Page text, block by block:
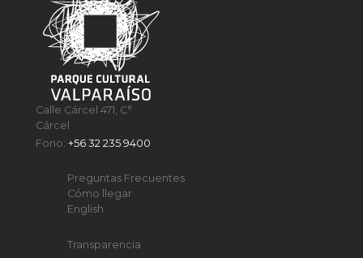
Calle Cárcel 471, C°
Cárcel
Fono:+56 32 235 9400
Preguntas Frecuentes
Cómo llegar
English
Transparencia